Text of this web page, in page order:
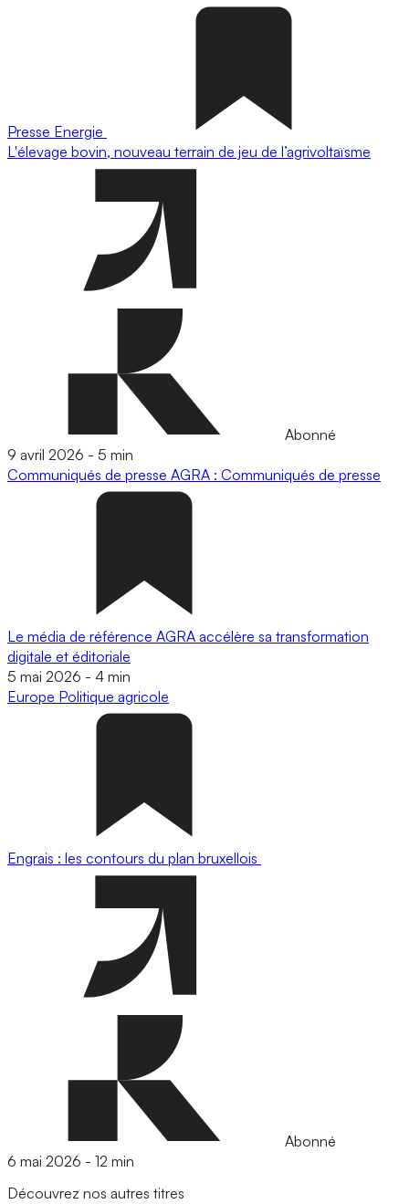
Presse Energie
L'élevage bovin, nouveau terrain de jeu de l’agrivoltaïsme
Abonné
9 avril 2026 - 5 min
Communiqués de presse AGRA : Communiqués de presse
Le média de référence AGRA accélère sa transformation
digitale et éditoriale
5 mai 2026 - 4 min
Europe Politique agricole
Engrais : les contours du plan bruxellois
Abonné
6 mai 2026 - 12 min
Découvrez nos autres titres